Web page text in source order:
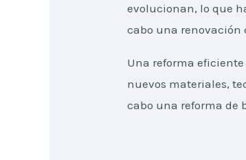
evolucionan, lo que
cabo una renovación
Una reforma
nuevos materiales,
cabo una reforma de